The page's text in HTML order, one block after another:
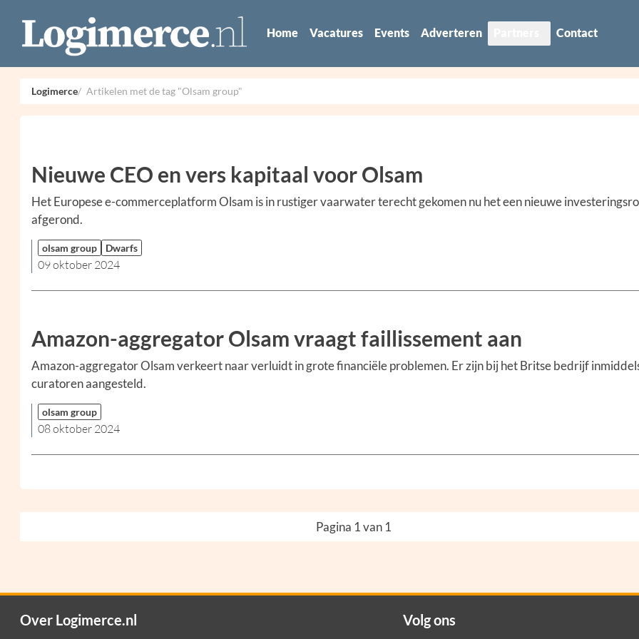
Home Vacatures Events Adverteren Contact
Logimerce Artikelen met de tag "Olsam group"
Nieuwe CEO en vers kapitaal voor Olsam
Het Europese e-commerceplatform Olsam is in rustiger vaarwater terecht gekomen nu het een nieuwe
afgerond.
olsam group Dwarfs
09 oktober 2024
Amazon-aggregator Olsam vraagt faillissement aan
Amazon-aggregator Olsam verkeert naar verluidt in grote financiële problemen. Er zijn bij het Britse bedrijf
curatoren aangesteld.
olsam group
08 oktober 2024
Pagina 1 van 1
Over Logimerce.nl Volg ons